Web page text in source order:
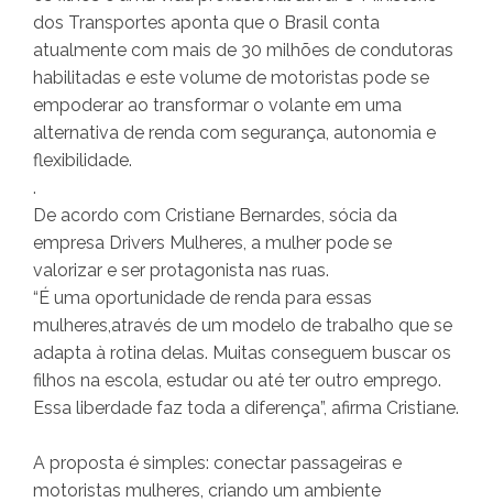
dos Transportes aponta que o Brasil conta
atualmente com mais de 30 milhões de condutoras
habilitadas e este volume de motoristas pode se
empoderar ao transformar o volante em uma
alternativa de renda com segurança, autonomia e
flexibilidade.
.
De acordo com Cristiane Bernardes, sócia da
empresa Drivers Mulheres, a mulher pode se
valorizar e ser protagonista nas ruas.
“É uma oportunidade de renda para essas
mulheres,através de um modelo de trabalho que se
adapta à rotina delas. Muitas conseguem buscar os
filhos na escola, estudar ou até ter outro emprego.
Essa liberdade faz toda a diferença”, afirma Cristiane.
A proposta é simples: conectar passageiras e
motoristas mulheres, criando um ambiente